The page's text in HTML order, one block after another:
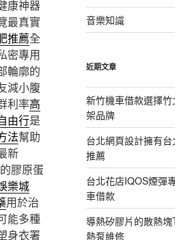
康神器
最真實
推薦全
密專用
輪廓的
減小腹
利率高
由行是
法幫助
新
膠原蛋
樂城
用於治
能多種
身衣署
音樂知識
近期文章
新竹機車借款選擇
架品牌
台北網頁設計擁有
推薦
台北花店IQOS煙彈
車借款
導熱矽膠片的散熱
熱泵維修